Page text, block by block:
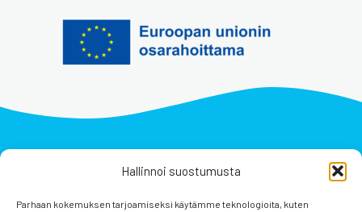
Hallinnoi suostumusta
Parhaan kokemuksen tarjoamiseksi käytämme teknologioita, kuten